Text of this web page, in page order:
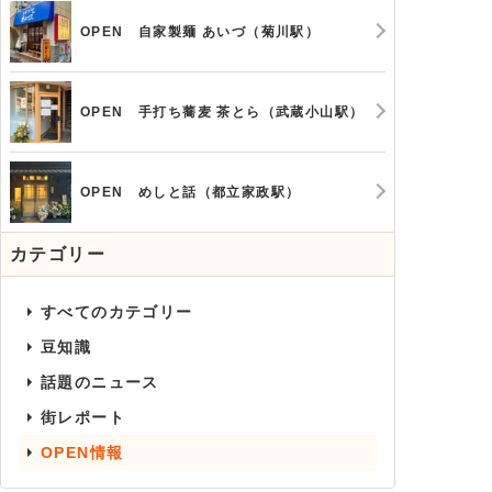
OPEN 自家製麺 あいづ（菊川駅）
OPEN 手打ち蕎麦 茶とら（武蔵小山駅）
OPEN めしと話（都立家政駅）
カテゴリー
すべてのカテゴリー
豆知識
話題のニュース
街レポート
OPEN情報